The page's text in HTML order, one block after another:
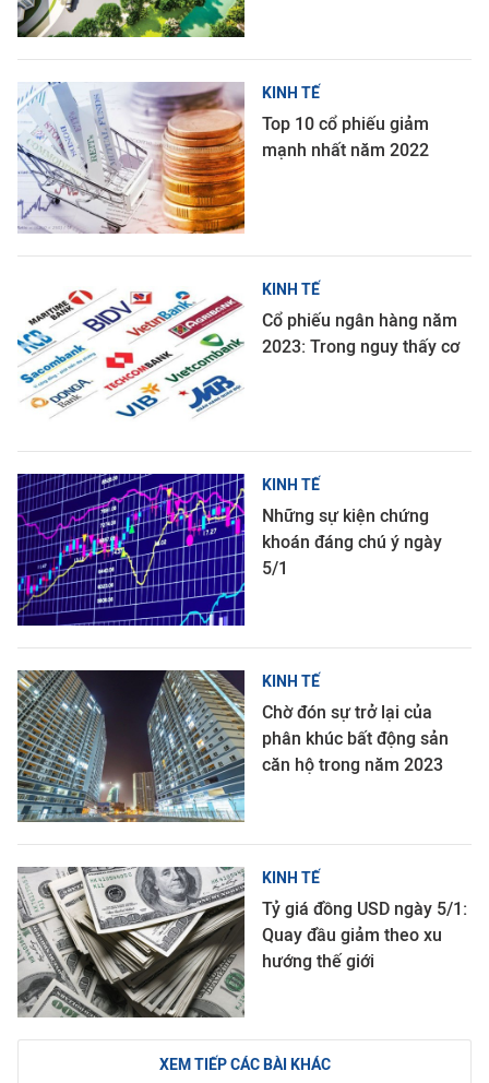
KINH TẾ
Top 10 cổ phiếu giảm
mạnh nhất năm 2022
KINH TẾ
Cổ phiếu ngân hàng năm
2023: Trong nguy thấy cơ
KINH TẾ
Những sự kiện chứng
khoán đáng chú ý ngày
5/1
KINH TẾ
Chờ đón sự trở lại của
phân khúc bất động sản
căn hộ trong năm 2023
KINH TẾ
Tỷ giá đồng USD ngày 5/1:
Quay đầu giảm theo xu
hướng thế giới
XEM TIẾP CÁC BÀI KHÁC